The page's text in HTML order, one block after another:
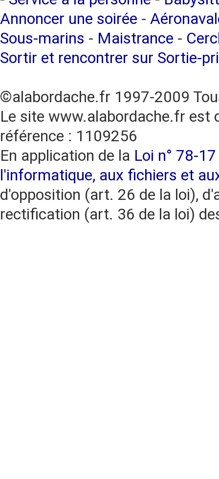
Annoncer une soirée -
Sous-marins - Maistrance -
Sortir et rencontrer sur Sortie-
©alabordache.fr 1997-2009
Le site www.alabordache.fr est
référence : 1109256
En application de la Loi n° 78-
l'informatique, aux fichiers et
d'opposition (art. 26 de la loi),
rectification (art. 36 de la loi)